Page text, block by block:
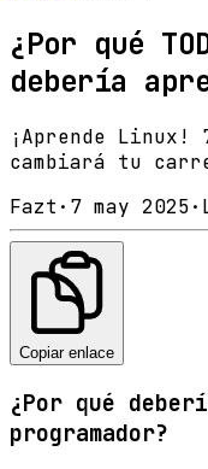
¿Por qué
debería
¡Aprende
cambiará tu
Fazt · 7 may 2025·
Copiar enlace
¿Por qué
programador?